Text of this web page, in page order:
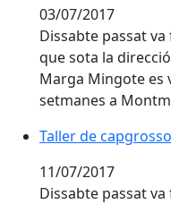
03/07/2017
Dissabte passat
que sota la
Marga Mingote es
setmanes a
Taller de
Taller de
11/07/2017
Dissabte passat